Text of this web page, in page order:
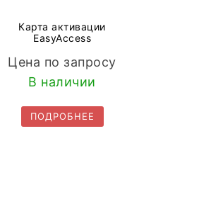
Карта активации
EasyAccess
Цена по запросу
В наличии
ПОДРОБНЕЕ